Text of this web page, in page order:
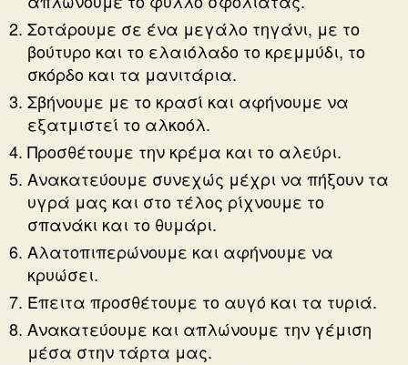
Σοτάρουμε σε ένα μεγάλο τηγάνι, με το
βούτυρο και το ελαιόλαδο το κρεμμύδι, το
σκόρδο και τα μανιτάρια.
Σβήνουμε με το κρασί και αφήνουμε να
εξατμιστεί το αλκοόλ.
Προσθέτουμε την κρέμα και το αλεύρι.
Ανακατεύουμε συνεχώς μέχρι να πήξουν τα
υγρά μας και στο τέλος ρίχνουμε το
σπανάκι και το θυμάρι.
Αλατοπιπερώνουμε και αφήνουμε να
κρυώσει.
Έπειτα προσθέτουμε το αυγό και τα τυριά.
Ανακατεύουμε και απλώνουμε την γέμιση
μέσα στην τάρτα μας.